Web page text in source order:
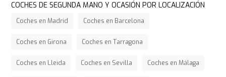
COCHES DE SEGUNDA MANO Y OCASIÓN POR LOCALIZACIÓN
Coches en Madrid Coches en Barcelona
Coches en Girona Coches en Tarragona
Coches en Lleida Coches en Sevilla Coches en Málaga